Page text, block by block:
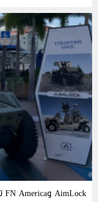
AimLock وFN America تطوران نظام Dune لمكافحة المسيّرات